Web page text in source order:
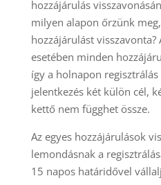
hozzájárulás
milyen alapon őrzünk
hozzájárulást visszavonta?
esetében minden
így a holnapon
jelentkezés két külön cél,
kettő nem függhet össze.
Az egyes hozzájárulások
lemondásnak a
15 napos határidővel